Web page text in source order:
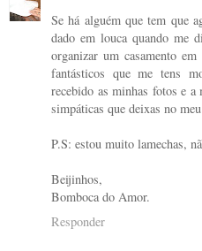
Se há alguém que tem que
dado em louca quando me
organizar um casamento
fantásticos que me tens
recebido as minhas fotos e a
simpáticas que deixas no
P.S: estou muito lamechas,
Beijinhos,
Bomboca do Amor.
Responder